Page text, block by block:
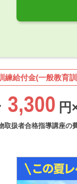
練給付金(一般教育
3,300 円
取扱者合格指導講座の